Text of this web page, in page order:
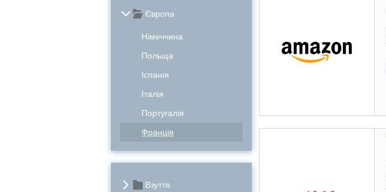
Європа
Німеччина
Польща
Іспанія
Італія
Португалія
Франція
Взуття